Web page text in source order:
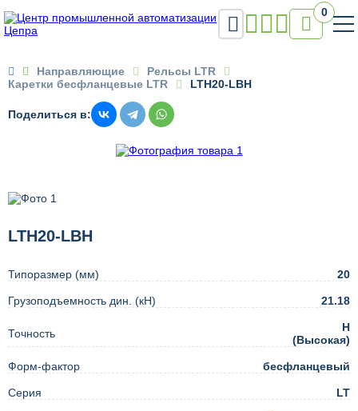
 0
 Направляющие
Рельсы LTR
Каретки бесфланцевые LTR
LTH20-LBH
Поделиться в:
LTH20-LBH
Типоразмер (мм) 20
Грузоподъемность дин. (кН) 21.18
Точность
H
(Высокая)
Форм-фактор бесфланцевый
Серия LT